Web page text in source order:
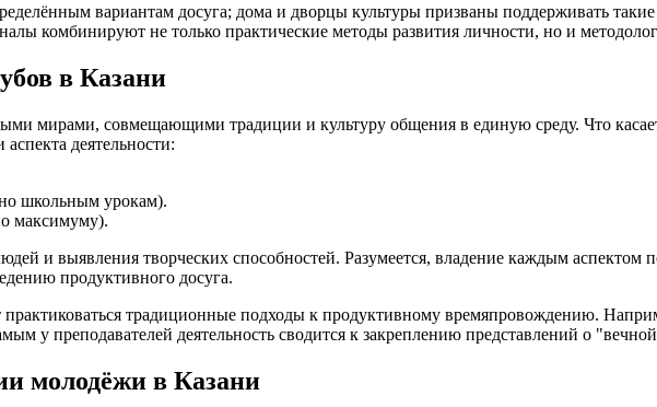
вариантам досуга; дома и дворцы культуры призваны поддерживать
комбинируют не только практические методы развития личности, но и
в Казани
мирами, совмещающими традиции и культуру общения в единую среду. Что
деятельности:
школьным урокам).
максимуму).
и выявления творческих способностей. Разумеется, владение каждым аспектом
продуктивного досуга.
традиционные подходы к продуктивному времяпровождению.
у преподавателей деятельность сводится к закреплению представлений о
молодёжи в Казани